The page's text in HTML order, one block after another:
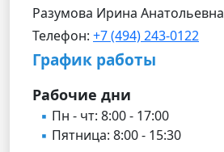
Разумова Ирина Анатольевна
Телефон: +7 (494) 243-0122
График работы
Рабочие дни
Пн - чт: 8:00 - 17:00
Пятница: 8:00 - 15:30